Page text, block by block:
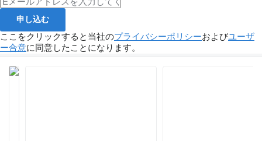
申し込む
ここをクリックすると当社のプライバシーポリシーおよびユーザ
ー合意に同意したことになります。